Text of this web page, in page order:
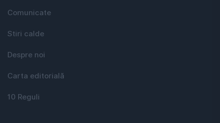
Comunicate
Stiri calde
Despre noi
Carta editorială
10 Reguli